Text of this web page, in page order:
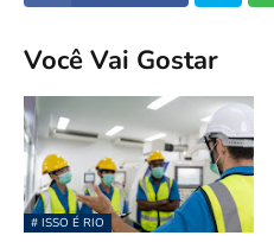
Você Vai Gostar
# ISSO É RIO